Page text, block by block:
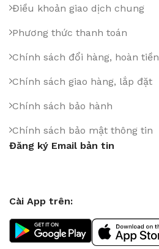
Điều khoản giao dịch chung
Phương thức thanh toán
Chính sách đổi hàng, hoàn tiền
Chính sách giao hàng, lắp đặt
Chính sách bảo hành
Chính sách bảo mật thông tin
Đăng ký Email bản tin
Cài App trên: